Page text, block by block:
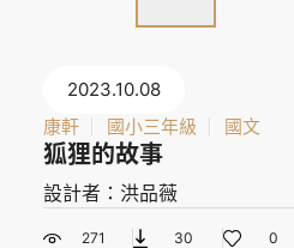
2023.10.08
康軒
國小三年級 國文
狐狸的故事
設計者：洪品薇
271 30 0